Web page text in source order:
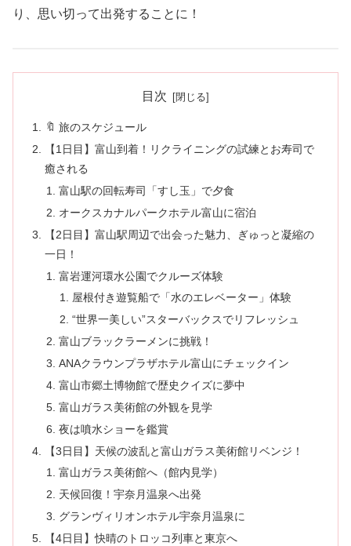
り、思い切って出発することに！
目次
🔖 旅のスケジュール
【1日目】富山到着！リクライニングの試練とお寿司で
癒される
富山駅の回転寿司「すし玉」で夕食
オークスカナルパークホテル富山に宿泊
【2日目】富山駅周辺で出会った魅力、ぎゅっと凝縮の
一日！
富岩運河環水公園でクルーズ体験
屋根付き遊覧船で「水のエレベーター」体験
“世界一美しい”スターバックスでリフレッシュ
富山ブラックラーメンに挑戦！
ANAクラウンプラザホテル富山にチェックイン
富山市郷土博物館で歴史クイズに夢中
富山ガラス美術館の外観を見学
夜は噴水ショーを鑑賞
【3日目】天候の波乱と富山ガラス美術館リベンジ！
富山ガラス美術館へ（館内見学）
天候回復！宇奈月温泉へ出発
グランヴィリオンホテル宇奈月温泉に
【4日目】快晴のトロッコ列車と東京へ